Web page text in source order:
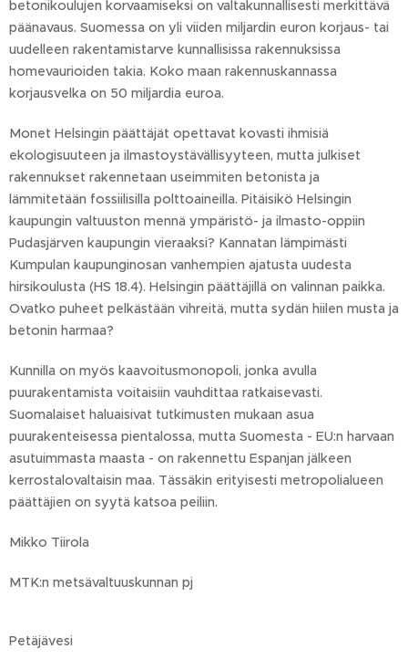
betonikoulujen korvaamiseksi on valtakunnallisesti merkittävä
päänavaus. Suomessa on yli viiden miljardin euron korjaus- tai
uudelleen rakentamistarve kunnallisissa rakennuksissa
homevaurioiden takia. Koko maan rakennuskannassa
korjausvelka on 50 miljardia euroa.
Monet Helsingin päättäjät opettavat kovasti ihmisiä
ekologisuuteen ja ilmastoystävällisyyteen, mutta julkiset
rakennukset rakennetaan useimmiten betonista ja
lämmitetään fossiilisilla polttoaineilla. Pitäisikö Helsingin
kaupungin valtuuston mennä ympäristö- ja ilmasto-oppiin
Pudasjärven kaupungin vieraaksi? Kannatan lämpimästi
Kumpulan kaupunginosan vanhempien ajatusta uudesta
hirsikoulusta (HS 18.4). Helsingin päättäjillä on valinnan paikka.
Ovatko puheet pelkästään vihreitä, mutta sydän hiilen musta ja
betonin harmaa?
Kunnilla on myös kaavoitusmonopoli, jonka avulla
puurakentamista voitaisiin vauhdittaa ratkaisevasti.
Suomalaiset haluaisivat tutkimusten mukaan asua
puurakenteisessa pientalossa, mutta Suomesta - EU:n harvaan
asutuimmasta maasta - on rakennettu Espanjan jälkeen
kerrostalovaltaisin maa. Tässäkin erityisesti metropolialueen
päättäjien on syytä katsoa peiliin.
Mikko Tiirola
MTK:n metsävaltuuskunnan pj
Petäjävesi